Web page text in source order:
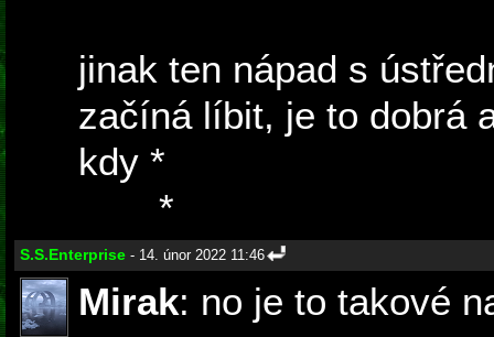
jinak ten nápad s
začíná líbit, je to dobrá
kdy *
*
S.S.Enterprise - 14. únor 2022 11:46
Mirak: no je to takové